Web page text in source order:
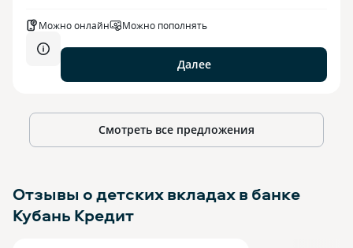
Можно онлайн Можно пополнять
Далее
Смотреть все предложения
Отзывы о детских вкладах в банке
Кубань Кредит